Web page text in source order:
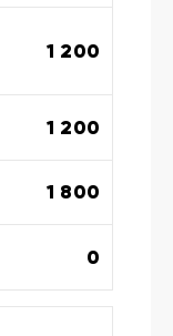
1 200
1 200
1 800
0